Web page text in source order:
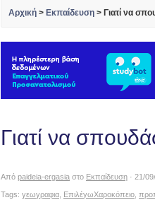
Αρχική > Εκπαίδευση > Γιατί να
Γιατί να
Από paideia-ergasia στο Εκπαίδευση · 21/
Tags: γεωγραφια ΕπιλέγωΧαροκόπειο